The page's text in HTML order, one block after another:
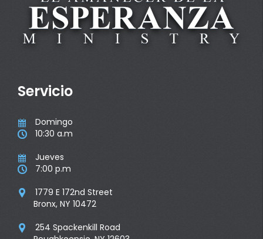
Servicio
 Domingo
 10:30 a.m
 Jueves
 7:00 p.m

1779 E 172nd Street
Bronx, NY 10472

254 Spackenkill Road